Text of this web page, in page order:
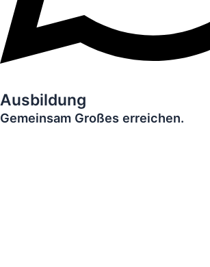
Ausbildung
Gemeinsam Großes erreichen.